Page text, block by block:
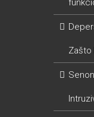
Zašto